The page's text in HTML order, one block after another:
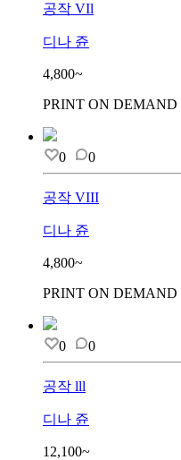
공작 VIl
디나 쥰
4,800~
PRINT ON DEMAND
0 0
공작 VIII
디나 쥰
4,800~
PRINT ON DEMAND
0 0
공작 lll
디나 쥰
12,100~